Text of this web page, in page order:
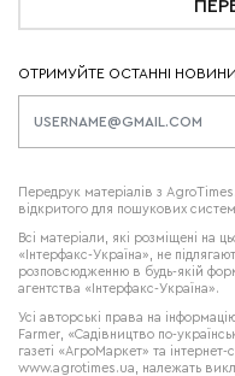
ОТРИМУЙТЕ ОСТАННІ НОВИНИ
Передрук матеріалів з
відкритого для пошукових
Всі матеріали, які розміщені на
«Інтерфакс-Україна», не
розповсюдженню в будь-якій
агентства «Інтерфакс-Україна».
Усі авторські права на
Farmer, «Садівництво по-
газеті «АгроМаркет» та
www.agrotimes.ua, належать